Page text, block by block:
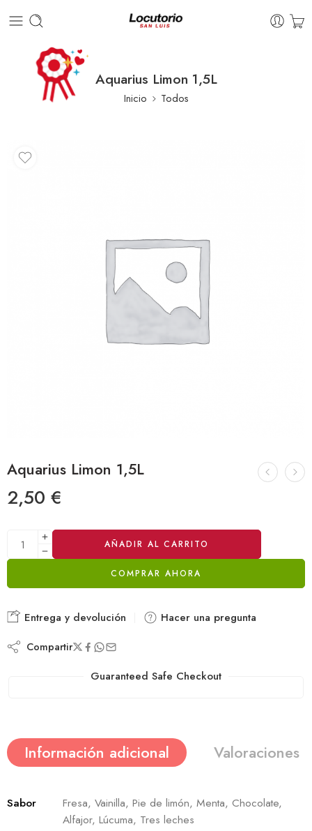
Aquarius Limon 1,5L
Inicio Todos
Aquarius Limon 1,5L
2,50 €
AÑADIR AL CARRITO
COMPRAR AHORA
Alternative:
Entrega y devolución Hacer una pregunta
Compartir
Guaranteed Safe Checkout
Información adicional Valoraciones
Sabor
Fresa, Vainilla, Pie de limón, Menta, Chocolate,
Alfajor, Lúcuma, Tres leches